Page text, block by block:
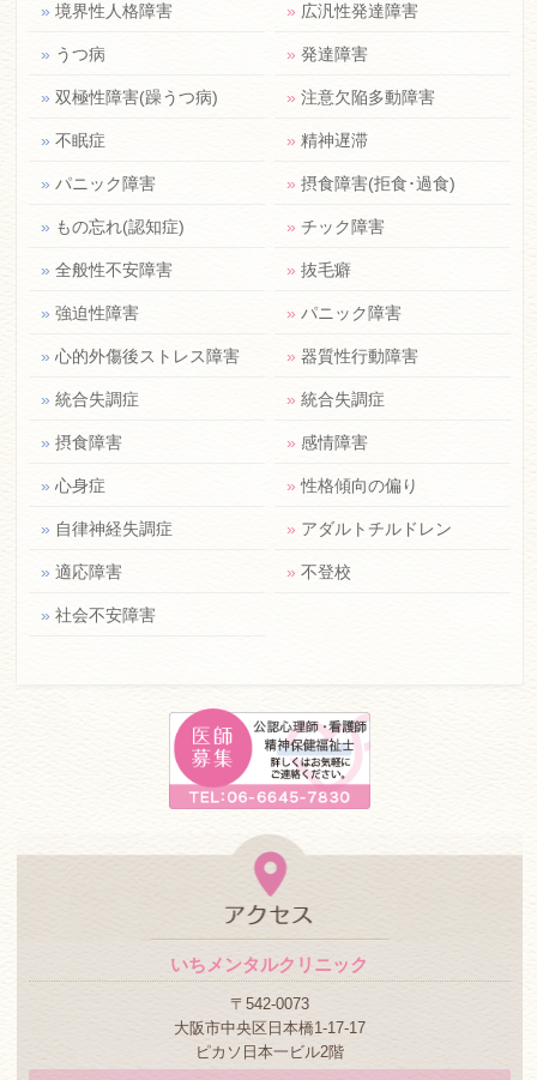
» 境界性人格障害
» うつ病
» 双極性障害(躁うつ病)
» 不眠症
» パニック障害
» もの忘れ(認知症)
» 全般性不安障害
» 強迫性障害
» 心的外傷後ストレス障害
» 統合失調症
» 摂食障害
» 心身症
» 自律神経失調症
» 適応障害
» 社会不安障害
» 広汎性発達障害
» 発達障害
» 注意欠陥多動障害
» 精神遅滞
» 摂食障害(拒食･過食)
» チック障害
» 抜毛癖
» パニック障害
» 器質性行動障害
» 統合失調症
» 感情障害
» 性格傾向の偏り
» アダルトチルドレン
» 不登校
いちメンタルクリニック
〒542-0073
大阪市中央区日本橋1-17-17
ピカソ日本一ビル2階